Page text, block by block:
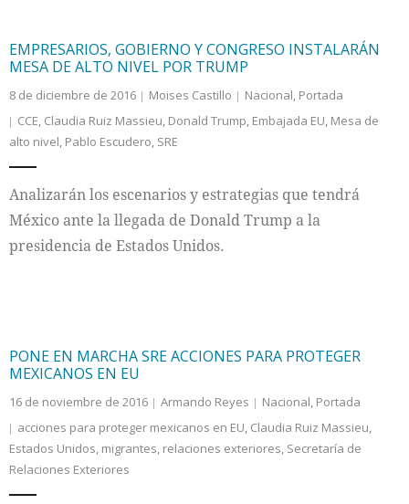
EMPRESARIOS, GOBIERNO Y CONGRESO INSTALARÁN
MESA DE ALTO NIVEL POR TRUMP
8 de diciembre de 2016 Moises Castillo Nacional, Portada
CCE, Claudia Ruiz Massieu, Donald Trump, Embajada EU, Mesa de
alto nivel, Pablo Escudero, SRE
Analizarán los escenarios y estrategias que tendrá
México ante la llegada de Donald Trump a la
presidencia de Estados Unidos.
PONE EN MARCHA SRE ACCIONES PARA PROTEGER
MEXICANOS EN EU
16 de noviembre de 2016 Armando Reyes Nacional, Portada
acciones para proteger mexicanos en EU, Claudia Ruiz Massieu,
Estados Unidos, migrantes, relaciones exteriores, Secretaría de
Relaciones Exteriores